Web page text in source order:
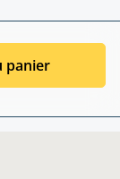
panier